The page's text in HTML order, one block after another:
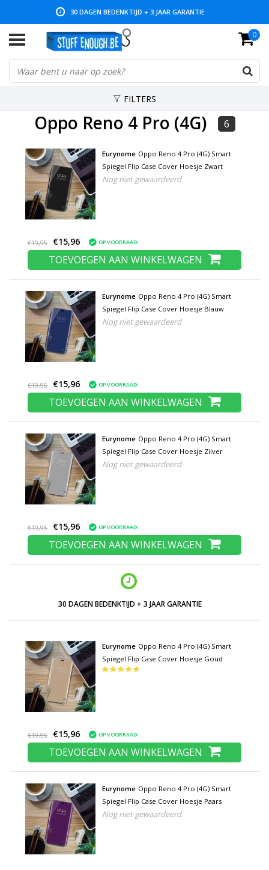
30 DAGEN BEDENKTIJD + 3 JAAR GARANTIE
LAGE PRIJZEN EN RUIM ASSORTIMENT 0
FILTERS
Oppo Reno 4 Pro (4G) 6
Eurynome Oppo Reno 4 Pro (4G) Smart
Spiegel Flip Case Cover Hoesje Zwart
Nog niet gewaardeerd
€19,95 €15,96 OP VOORRAAD
TOEVOEGEN AAN WINKELWAGEN
Eurynome Oppo Reno 4 Pro (4G) Smart
Spiegel Flip Case Cover Hoesje Blauw
Nog niet gewaardeerd
€19,95 €15,96 OP VOORRAAD
TOEVOEGEN AAN WINKELWAGEN
Eurynome Oppo Reno 4 Pro (4G) Smart
Spiegel Flip Case Cover Hoesje Zilver
Nog niet gewaardeerd
€19,95 €15,96 OP VOORRAAD
TOEVOEGEN AAN WINKELWAGEN
30 DAGEN BEDENKTIJD + 3 JAAR GARANTIE
Eurynome Oppo Reno 4 Pro (4G) Smart
Spiegel Flip Case Cover Hoesje Goud
€19,95 €15,96 OP VOORRAAD
TOEVOEGEN AAN WINKELWAGEN
Eurynome Oppo Reno 4 Pro (4G) Smart
Spiegel Flip Case Cover Hoesje Paars
Nog niet gewaardeerd